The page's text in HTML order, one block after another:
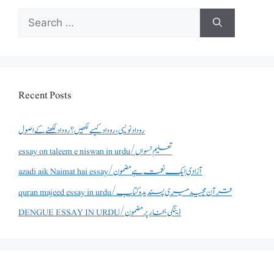
Search
for:
Recent Posts
روداد نویسی ،روداد کیسے لکھیں؟ روداد لکھنے کے اصول
essay on taleem e niswan in urdu/تعلیم نسواں
azadi aik Naimat hai essay/آزادی ایک نعمت ہے مضمون
quran majeed essay in urdu/قرآن مجید میری پسندیدہ کتاب
DENGUE ESSAY IN URDU/ڈینگی بخار پر مضمون